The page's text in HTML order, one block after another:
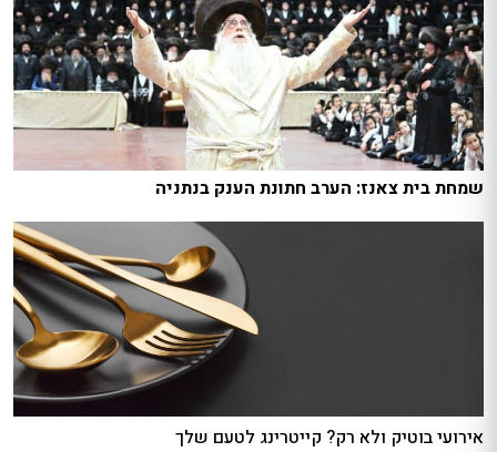
שמחת בית צאנז: הערב חתונת הענק בנתניה
אירועי בוטיק ולא רק? קייטרינג לטעם שלך